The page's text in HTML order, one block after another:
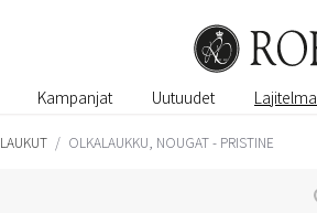
Kampanjat Uutuudet Lajitelma
LAUKUT / OLKALAUKKU, NOUGAT - PRISTINE​